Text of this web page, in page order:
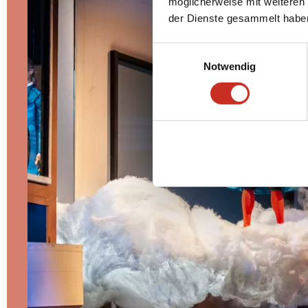
der Dienste gesammelt
Notwendig